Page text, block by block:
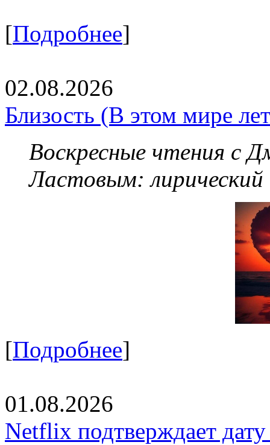
[Подробнее]
02.08.2026
Близость (В этом мире
Воскресные чтения с
Ластовым:
[Подробнее]
01.08.2026
Netflix подтверждает